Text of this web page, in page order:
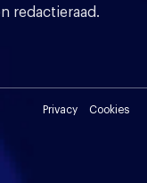
redactieraad.
Privacy Cookies